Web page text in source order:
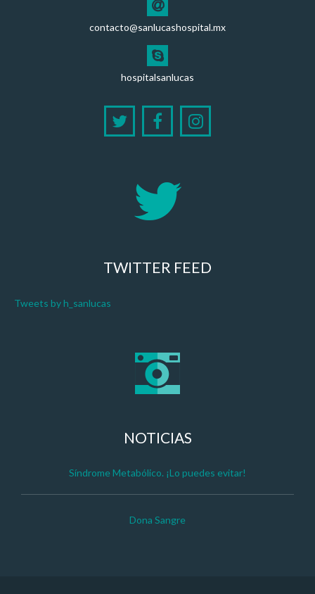
contacto@sanlucashospital.mx
hospitalsanlucas
TWITTER FEED
Tweets by h_sanlucas
NOTICIAS
Síndrome Metabólico. ¡Lo puedes evitar!
Dona Sangre